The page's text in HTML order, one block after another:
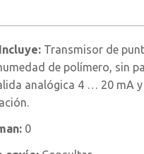
Transmisor de
de polímero, sin
analógica 4 … 20 mA
0